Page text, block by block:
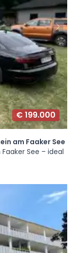
€ 199.000
am Faaker See
See – ideal